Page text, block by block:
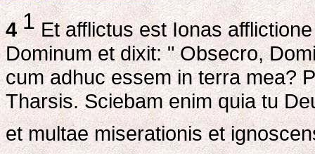
4 1Et afflictus est Ionas
Dominum et dixit: " Obsecro,
cum adhuc essem in terra mea?
Tharsis. Sciebam enim quia tu
et multae miserationis et